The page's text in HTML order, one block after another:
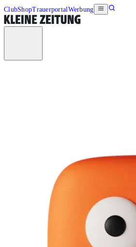
ClubShopTrauerportalWerbung